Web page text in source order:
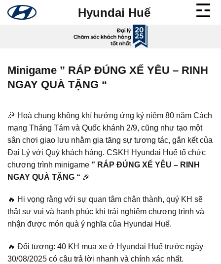
qua
Hyundai Huế
Minigame ” RÁP ĐÚNG XẾ YÊU – RINH
NGAY QUÀ TẶNG “
🎉 Hoà chung không khí hưởng ứng kỷ niệm 80 năm Cách
mạng Tháng Tám và Quốc khánh 2/9, cũng như tạo một
sân chơi giao lưu nhằm gia tăng sự tương tác, gắn kết của
Đại Lý với Quý khách hàng. CSKH Hyundai Huế tổ chức
chương trình minigame ” RÁP ĐÚNG XẾ YÊU – RINH
NGAY QUÀ TẶNG “ 🎉
🔥 Hi vọng rằng với sự quan tâm chân thành, quý KH sẽ
thật sự vui và hạnh phúc khi trải nghiệm chương trình và
nhận được món quà ý nghĩa của Hyundai Huế.
🔥 Đối tượng: 40 KH mua xe ở Hyundai Huế trước ngày
30/08/2025 có câu trả lời nhanh và chính xác nhất.